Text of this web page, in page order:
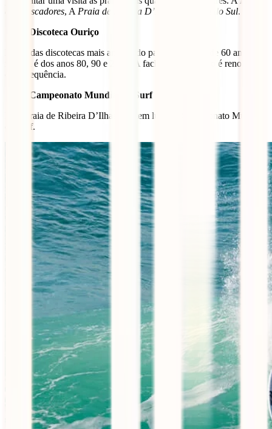
dos Pescadores, A Praia de Ribeira D’Ilhas Praia do Sul.
Discoteca Ouriço
Esta é das discotecas mais antigas do país, com cerca de 60 anos. A
música é dos anos 80, 90 e 2000. A fachada do edifício é renovada
com frequência.
Campeonato Mundial de Surf
É na praia de Ribeira D’Ilhas que tem lugar o Campeonato Mundial
de Surf.